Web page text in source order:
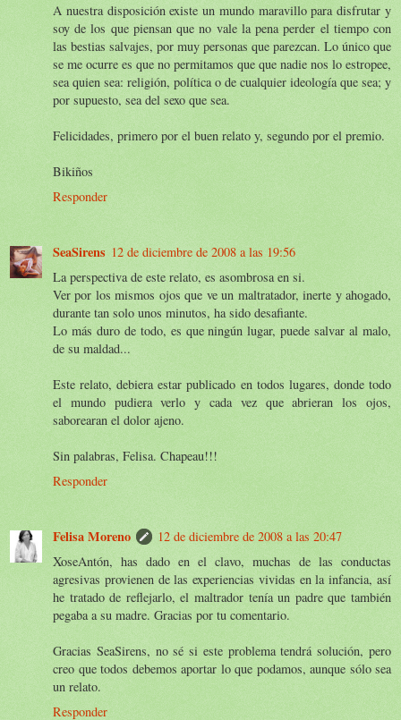
A nuestra disposición existe un mundo maravillo para disfrutar y
soy de los que piensan que no vale la pena perder el tiempo con
las bestias salvajes, por muy personas que parezcan. Lo único que
se me ocurre es que no permitamos que que nadie nos lo estropee,
sea quien sea: religión, política o de cualquier ideología que sea; y
por supuesto, sea del sexo que sea.
Felicidades, primero por el buen relato y, segundo por el premio.
Bikiños
Responder
SeaSirens 12 de diciembre de 2008 a las 19:56
La perspectiva de este relato, es asombrosa en si.
Ver por los mismos ojos que ve un maltratador, inerte y ahogado,
durante tan solo unos minutos, ha sido desafiante.
Lo más duro de todo, es que ningún lugar, puede salvar al malo,
de su maldad...
Este relato, debiera estar publicado en todos lugares, donde todo
el mundo pudiera verlo y cada vez que abrieran los ojos,
saborearan el dolor ajeno.
Sin palabras, Felisa. Chapeau!!!
Responder
Felisa Moreno
12 de diciembre de 2008 a las 20:47
XoseAntón, has dado en el clavo, muchas de las conductas
agresivas provienen de las experiencias vividas en la infancia, así
he tratado de reflejarlo, el maltrador tenía un padre que también
pegaba a su madre. Gracias por tu comentario.
Gracias SeaSirens, no sé si este problema tendrá solución, pero
creo que todos debemos aportar lo que podamos, aunque sólo sea
un relato.
Responder